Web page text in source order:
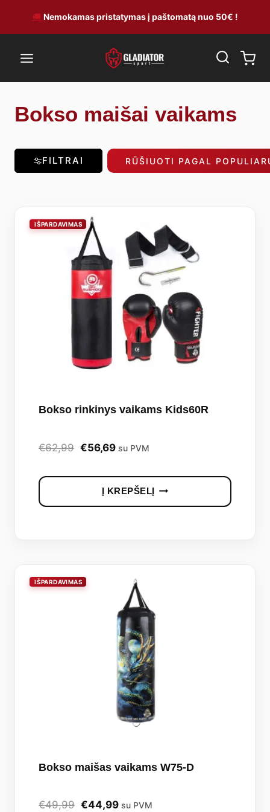
to
content
🚚 Nemokamas pristatymas į paštomatą nuo 50€ !
Bokso maišai vaikams
FILTRAI RŪŠIUOTI PAGAL
Bokso rinkinys vaikams Kids60R
€62,99 Original
was:
€62,99.
€56,69Current
is:
€56,69.
su PVM
Į KREPŠELĮ
Bokso maišas vaikams W75-D
€49,99 Original
€44,99Current
su PVM